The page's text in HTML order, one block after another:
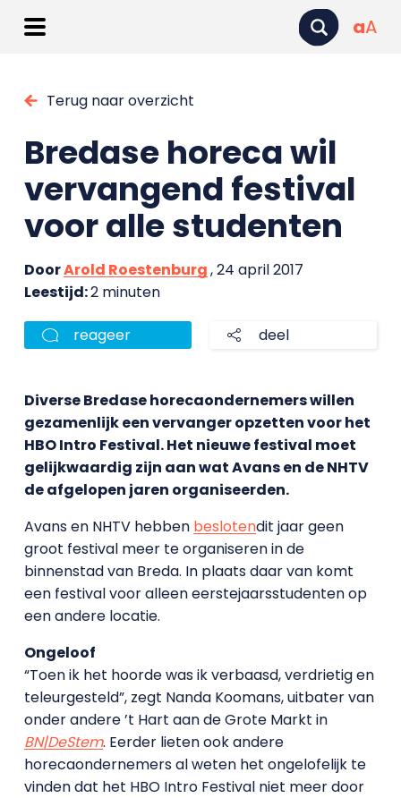
aA
Terug naar overzicht
Bredase horeca wil
vervangend festival
voor alle studenten
DoorArold Roestenburg, 24 april 2017
Leestijd:2 minuten
reageer deel
Diverse Bredase horecaondernemers willen
gezamenlijk een vervanger opzetten voor het
HBO Intro Festival. Het nieuwe festival moet
gelijkwaardig zijn aan wat Avans en de NHTV
de afgelopen jaren organiseerden.
Avans en NHTV hebben beslotendit jaar geen
groot festival meer te organiseren in de
binnenstad van Breda. In plaats daar van komt
een festival voor alleen eerstejaarsstudenten op
een andere locatie.
Ongeloof
“Toen ik het hoorde was ik verbaasd, verdrietig en
teleurgesteld”, zegt Nanda Koomans, uitbater van
onder andere ’t Hart aan de Grote Markt in
BN|DeStem. Eerder lieten ook andere
horecaondernemers al weten het ongelofelijk te
vinden dat het HBO Intro Festival niet meer door